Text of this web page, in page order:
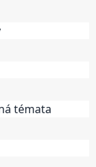
témata